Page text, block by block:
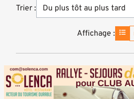
Trier :
Affichage :